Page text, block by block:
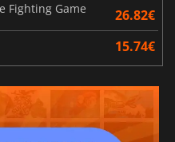
Fighting Game 26.82€
15.74€